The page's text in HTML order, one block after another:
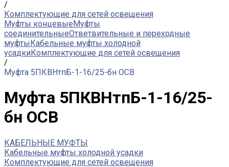
/
Комплектующие для сетей освещения
Муфты концевыеМуфты
соединительныеОтветвительные и переходные
муфтыКабельные муфты холодной
усадкиКомплектующие для сетей освещения
/
Муфта 5ПКВНтпБ-1-16/25-бн ОСВ
Муфта 5ПКВНтпБ-1-16/25-
бн ОСВ
КАБЕЛЬНЫЕ МУФТЫ
Кабельные муфты холодной усадки
Комплектующие для сетей освещения